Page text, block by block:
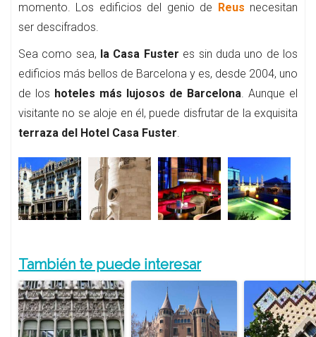
momento. Los edificios del genio de Reus necesitan
ser descifrados.
Sea como sea, la Casa Fuster es sin duda uno de los
edificios más bellos de Barcelona y es, desde 2004, uno
de los hoteles más lujosos de Barcelona. Aunque el
visitante no se aloje en él, puede disfrutar de la exquisita
terraza del Hotel Casa Fuster.
También te puede interesar